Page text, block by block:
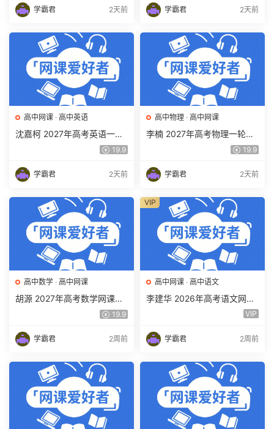
学霸君 2天前
下载 学霸君 2天前
高中网课 · 高中英语
沈嘉柯 2027年高考英语一轮
复习网课教程 高三英语 上学
下载
19.9
学霸君 2天前
高中物理 · 高中网课
李楠 2027年高考物理一轮复
习网课教程 高三物理 上学期
载
19.9
学霸君 2天前
高中数学 · 高中网课
胡源 2027年高考数学网课教
程 高三数学 一轮复习暑假班
19.9
学霸君 2周前
高中网课 · 高中语文
李建华 2026年高考语文网课
教程 高三语文 a+二三轮复习
VIP
学霸君 2周前
VIP